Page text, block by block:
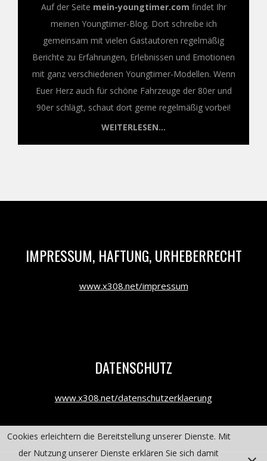
Auf der Seite mein-youngtimer.com findet Ihr
meinen Youngtimer-Blog. Dort schreibe ich
gemeinsam mit vielen Gastautoren regelmäßig
Berichte zu Erfahrungen, Erlebnissen und Emotionen
mit ganz verschiedenen Youngtimer-Modellen. Wenn
Euer Herz auch für schöne Fahrzeuge der 80er und
90er schlägt, schaut dort gerne regelmäßig vorbei!
WEITERLESEN...
IMPRESSUM, HAFTUNG, URHEBERRECHT
www.x308.net/impressum
DATENSCHUTZ
www.x308.net/datenschutzerklaerung
Cookies erleichtern die Bereitstellung unserer Dienste. Mit
der Nutzung unserer Dienste erklären Sie sich damit